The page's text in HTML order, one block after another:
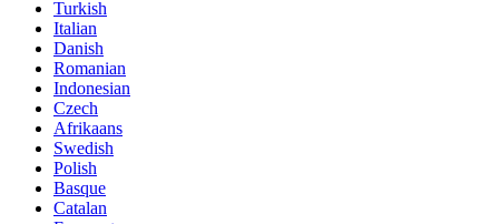
Turkish
Italian
Danish
Romanian
Indonesian
Czech
Afrikaans
Swedish
Polish
Basque
Catalan